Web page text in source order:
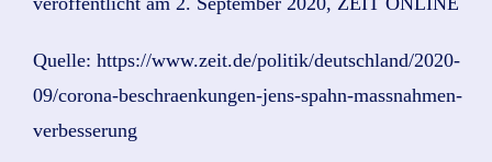
Quelle: https://www.zeit.de/politik/deutschland/2020-
09/corona-beschraenkungen-jens-spahn-massnahmen-
verbesserung